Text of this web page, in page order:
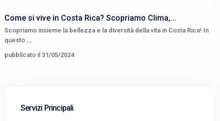
Come si vive in Costa Rica? Scopriamo Clima,...
Scopriamo insieme la bellezza e la diversità della vita in Costa Rica! In
questo ...
pubblicato il 31/05/2024
Servizi Principali